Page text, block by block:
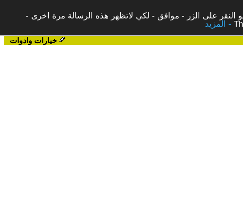
النقر على الزر - موافق - لكي لاتظهر هذه الرسالة مرة اخرى -
خيارات وادوات